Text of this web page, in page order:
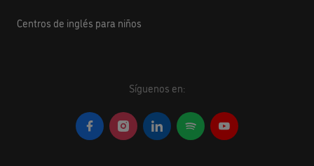
Centros de inglés para niños
Síguenos en: